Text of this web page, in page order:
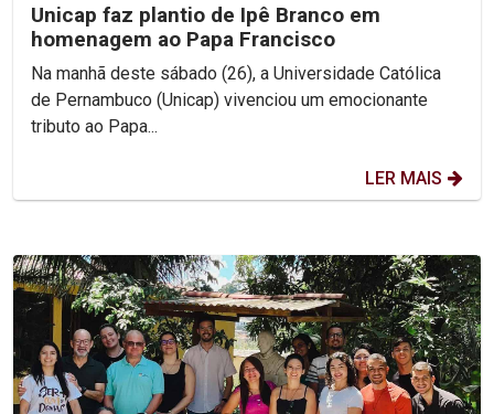
Unicap faz plantio de Ipê Branco em
homenagem ao Papa Francisco
Na manhã deste sábado (26), a Universidade Católica
de Pernambuco (Unicap) vivenciou um emocionante
tributo ao Papa...
LER MAIS